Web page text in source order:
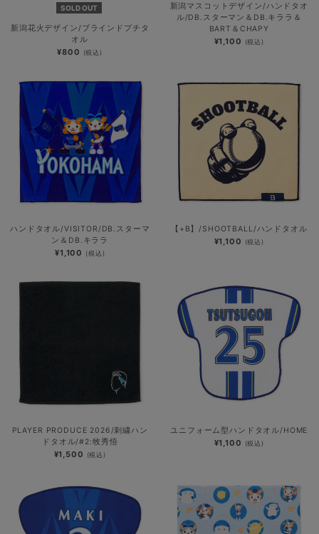
SOLD OUT
新潟花火デザイン/ブラインドプチタ
オル
¥800 (税込)
新潟マスコットデザイン/ハンドタオ
ル/DB.スターマン＆DB.キララ＆
BART＆CHAPY
¥1,100 (税込)
ハンドタオル/VISITOR/DB.スターマ
ン＆DB.キララ
¥1,100 (税込)
【+B】/SHOOTBALL/ハンドタオル
¥1,100 (税込)
PLAYER PRODUCE 2026/刺繍ハン
ドタオル/#2:牧秀悟
¥1,500 (税込)
ユニフォーム型ハンドタオル/HOME
¥1,100 (税込)